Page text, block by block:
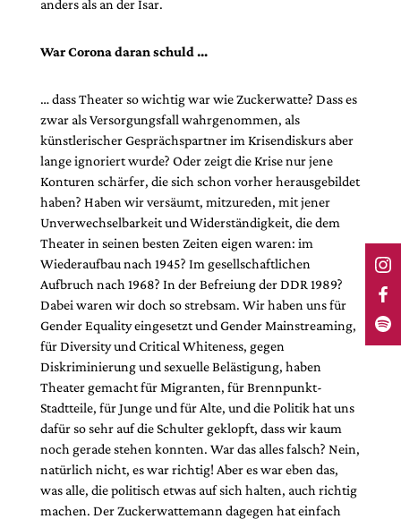
anders als an der Isar.
War Corona daran schuld …
… dass Theater so wichtig war wie Zuckerwatte? Dass es
zwar als Versorgungsfall wahrgenommen, als
künstlerischer Gesprächspartner im Krisendiskurs aber
lange ignoriert wurde? Oder zeigt die Krise nur jene
Konturen schärfer, die sich schon vorher herausgebildet
haben? Haben wir versäumt, mitzureden, mit jener
Unverwechselbarkeit und Widerständigkeit, die dem
Theater in seinen besten Zeiten eigen waren: im
Wiederaufbau nach 1945? Im gesellschaftlichen
Aufbruch nach 1968? In der Befreiung der DDR 1989?
Dabei waren wir doch so strebsam. Wir haben uns für
Gender Equality eingesetzt und Gender Mainstreaming,
für Diversity und Critical Whiteness, gegen
Diskriminierung und sexuelle Belästigung, haben
Theater gemacht für Migranten, für Brennpunkt-
Stadtteile, für Junge und für Alte, und die Politik hat uns
dafür so sehr auf die Schulter geklopft, dass wir kaum
noch gerade stehen konnten. War das alles falsch? Nein,
natürlich nicht, es war richtig! Aber es war eben das,
was alle, die politisch etwas auf sich halten, auch richtig
machen. Der Zuckerwattemann dagegen hat einfach